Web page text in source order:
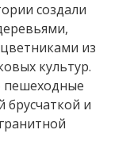
создали
из
культур.
пешеходные
и